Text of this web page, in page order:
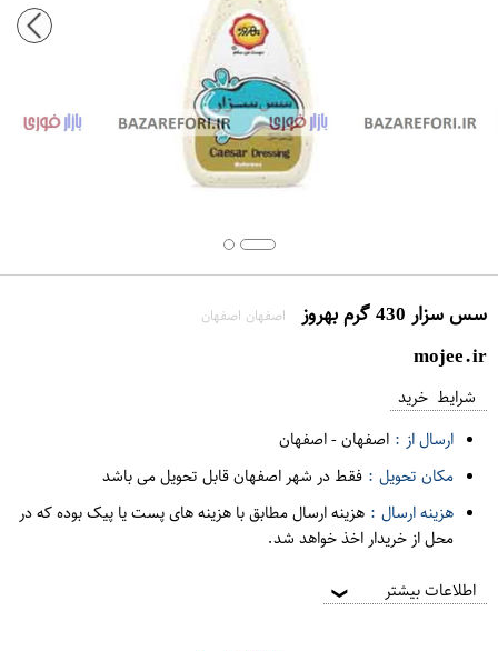
سس سزار 430 گرم بهروز اصفهان اصفهان
mojee.ir
شرایط خرید
ارسال از : اصفهان-اصفهان
مکان تحویل : فقط در شهر اصفهان قابل تحویل می باشد
هزینه ارسال : هزینه ارسال مطابق با هزینه های پست یا پیک بوده که در
محل از خریدار اخذ خواهد شد.
اطلاعات بیشتر ❯